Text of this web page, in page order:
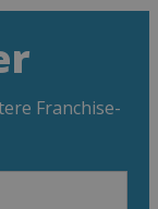
Franchise-